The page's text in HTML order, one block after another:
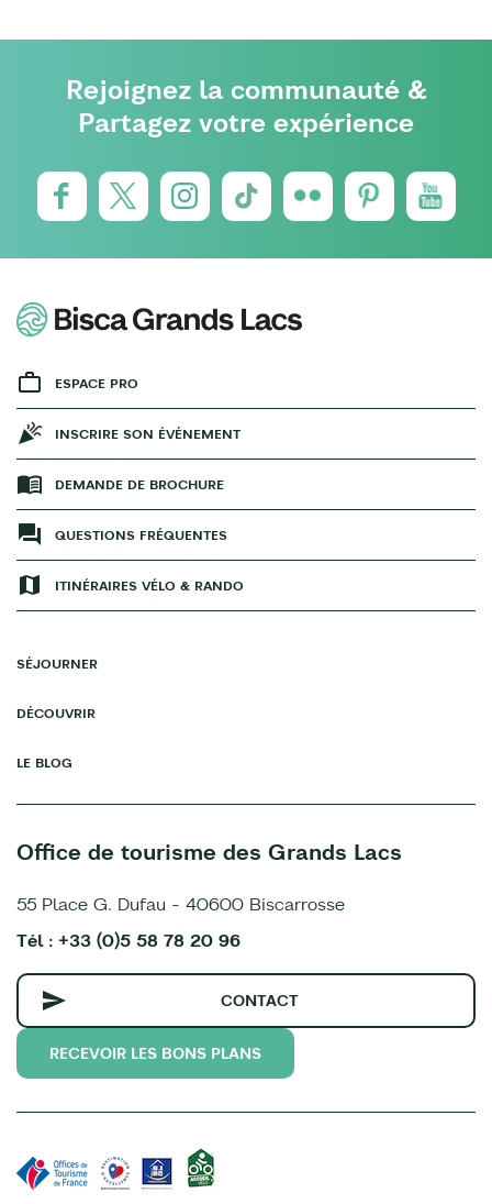
Rejoignez la communauté &
Partagez votre expérience
ESPACE PRO
INSCRIRE SON ÉVÉNEMENT
DEMANDE DE BROCHURE
QUESTIONS FRÉQUENTES
ITINÉRAIRES VÉLO & RANDO
SÉJOURNER
DÉCOUVRIR
LE BLOG
Office de tourisme des Grands Lacs
55 Place G. Dufau - 40600 Biscarrosse
Tél : +33 (0)5 58 78 20 96
CONTACT
RECEVOIR LES BONS PLANS